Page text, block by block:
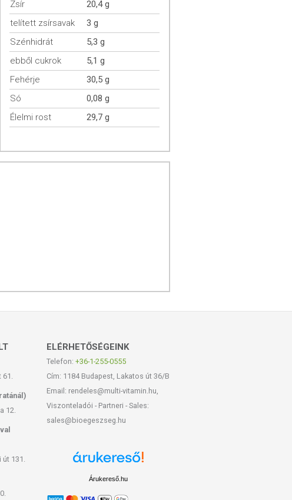
Zsír
20,4 g
telített zsírsavak
3 g
Szénhidrát
5,3 g
ebből cukrok
5,1 g
Fehérje
30,5 g
Só
0,08 g
Élelmi rost
29,7 g
61.
12.
út 131.
ELÉRHETŐSÉGEINK
Telefon: +36-1-255-0555
Cím: 1184 Budapest, Lakatos út 36/B
Email: rendeles@multi-vitamin.hu,
Viszonteladói - Partneri - Sales:
sales@bioegeszseg.hu
Árukereső.hu